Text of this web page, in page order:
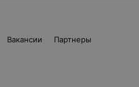
Вакансии
Партнеры